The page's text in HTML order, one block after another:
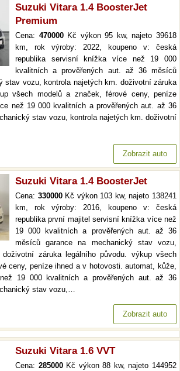
Suzuki Vitara 1.4 BoosterJet
Premium
Cena: 470000Kč výkon 95 kw, najeto 39618
km, rok výroby: 2022, koupeno v: česká
republika servisní knížka více než 19 000
kvalitních a prověřených aut. až 36 měsíců
stav vozu, kontrola najetých km. doživotní záruka
všech modelů a značek, férové ceny, peníze
než 19 000 kvalitních a prověřených aut. až 36
stav vozu, kontrola najetých km. doživotní
Zobrazit auto
Suzuki Vitara 1.4 BoosterJet
Cena: 330000Kč výkon 103 kw, najeto 138241
km, rok výroby: 2016, koupeno v: česká
republika první majitel servisní knížka více než
19 000 kvalitních a prověřených aut. až 36
měsíců garance na mechanický stav vozu,
záruka legálního původu. výkup všech
ceny, peníze ihned a v hotovosti. automat, kůže,
19 000 kvalitních a prověřených aut. až 36
stav vozu,…
Zobrazit auto
Suzuki Vitara 1.6 VVT
Cena: 285000Kč výkon 88 kw, najeto 144952